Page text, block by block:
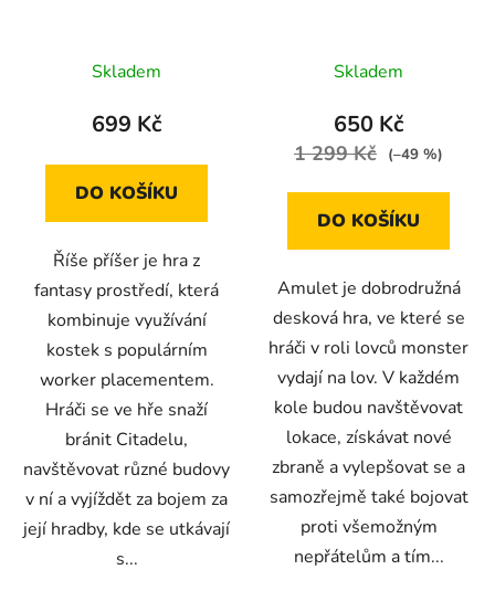
Skladem
699 Kč
DO KOŠÍKU
Říše příšer je hra z
fantasy prostředí, která
kombinuje využívání
kostek s populárním
worker placementem.
Hráči se ve hře snaží
bránit Citadelu,
navštěvovat různé budovy
v ní a vyjíždět za bojem za
její hradby, kde se utkávají
s...
Skladem
650 Kč
1 299 Kč (–49 %)
DO KOŠÍKU
Amulet je dobrodružná
desková hra, ve které se
hráči v roli lovců monster
vydají na lov. V každém
kole budou navštěvovat
lokace, získávat nové
zbraně a vylepšovat se a
samozřejmě také bojovat
proti všemožným
nepřátelům a tím...